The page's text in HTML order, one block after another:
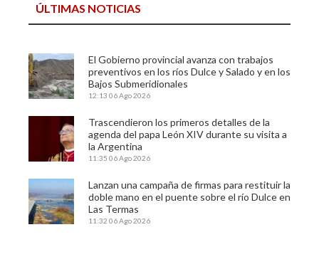
ÚLTIMAS NOTICIAS
El Gobierno provincial avanza con trabajos
preventivos en los ríos Dulce y Salado y en los
Bajos Submeridionales
12:13 06 Ago 2026
Trascendieron los primeros detalles de la
agenda del papa León XIV durante su visita a
la Argentina
11:35 06 Ago 2026
Lanzan una campaña de firmas para restituir la
doble mano en el puente sobre el río Dulce en
Las Termas
11:32 06 Ago 2026